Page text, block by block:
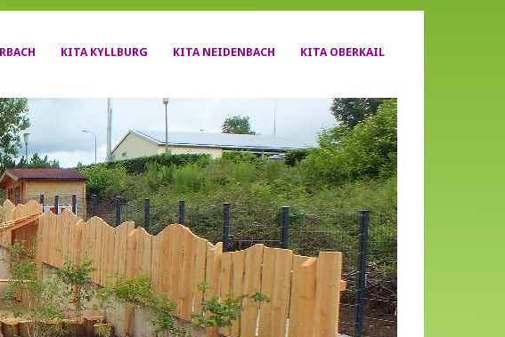
KITA KYLLBURG KITA NEIDENBACH KITA OBERKAIL